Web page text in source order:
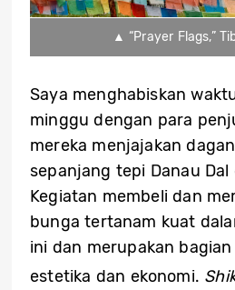
▲ “Prayer Flags,”
Saya menghabiskan
minggu dengan para
mereka menjajakan
sepanjang tepi Danau Dal
Kegiatan membeli dan
bunga tertanam kuat
ini dan merupakan
estetika dan ekonomi.